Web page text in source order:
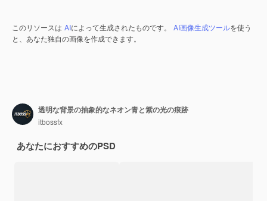
このリソースは AIによって生成されたものです。 AI画像生成ツールを使う
と、あなた独自の画像を作成できます。
透明な背景の抽象的なネオン青と紫の光の痕跡
itbossfx
あなたにおすすめのPSD